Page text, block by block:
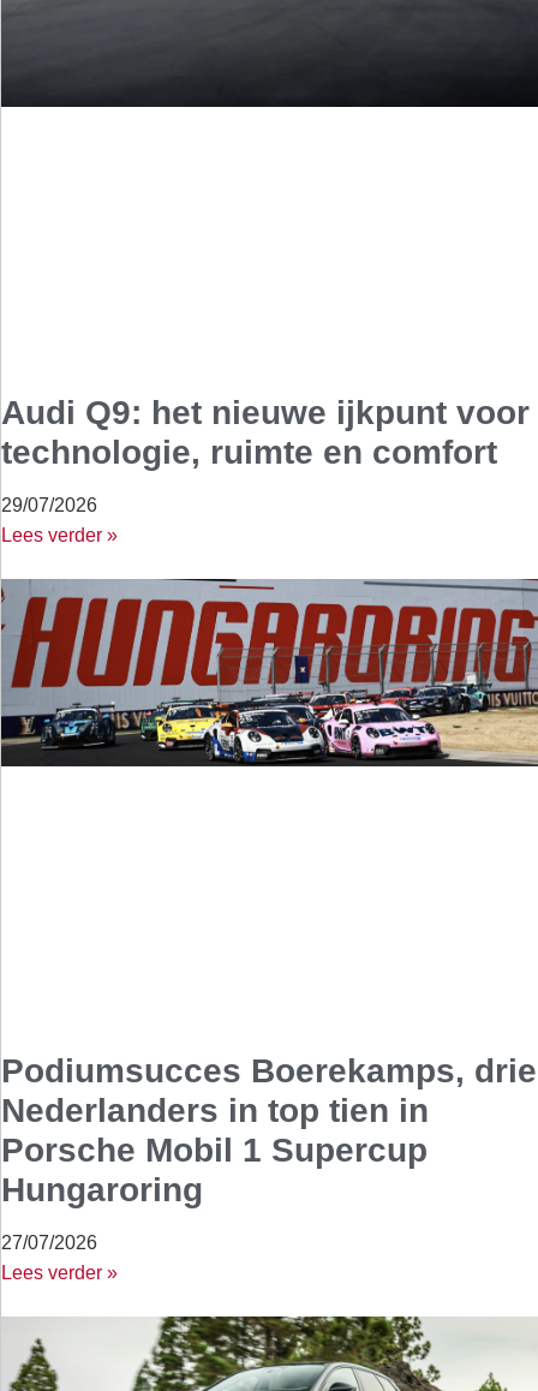
Audi Q9: het nieuwe ijkpunt voor
technologie, ruimte en comfort
29/07/2026
Lees verder »
Podiumsucces Boerekamps, drie
Nederlanders in top tien in
Porsche Mobil 1 Supercup
Hungaroring
27/07/2026
Lees verder »